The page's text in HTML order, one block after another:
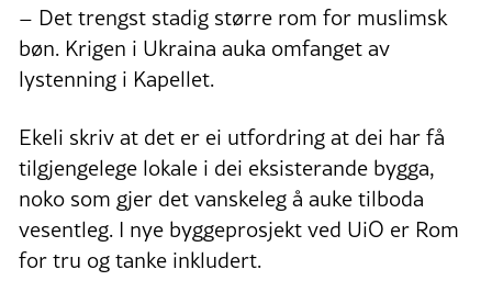
– Det trengst stadig større rom for muslimsk
bøn. Krigen i Ukraina auka omfanget av
lystenning i Kapellet.
Ekeli skriv at det er ei utfordring at dei har få
tilgjengelege lokale i dei eksisterande bygga,
noko som gjer det vanskeleg å auke tilboda
vesentleg. I nye byggeprosjekt ved UiO er Rom
for tru og tanke inkludert.